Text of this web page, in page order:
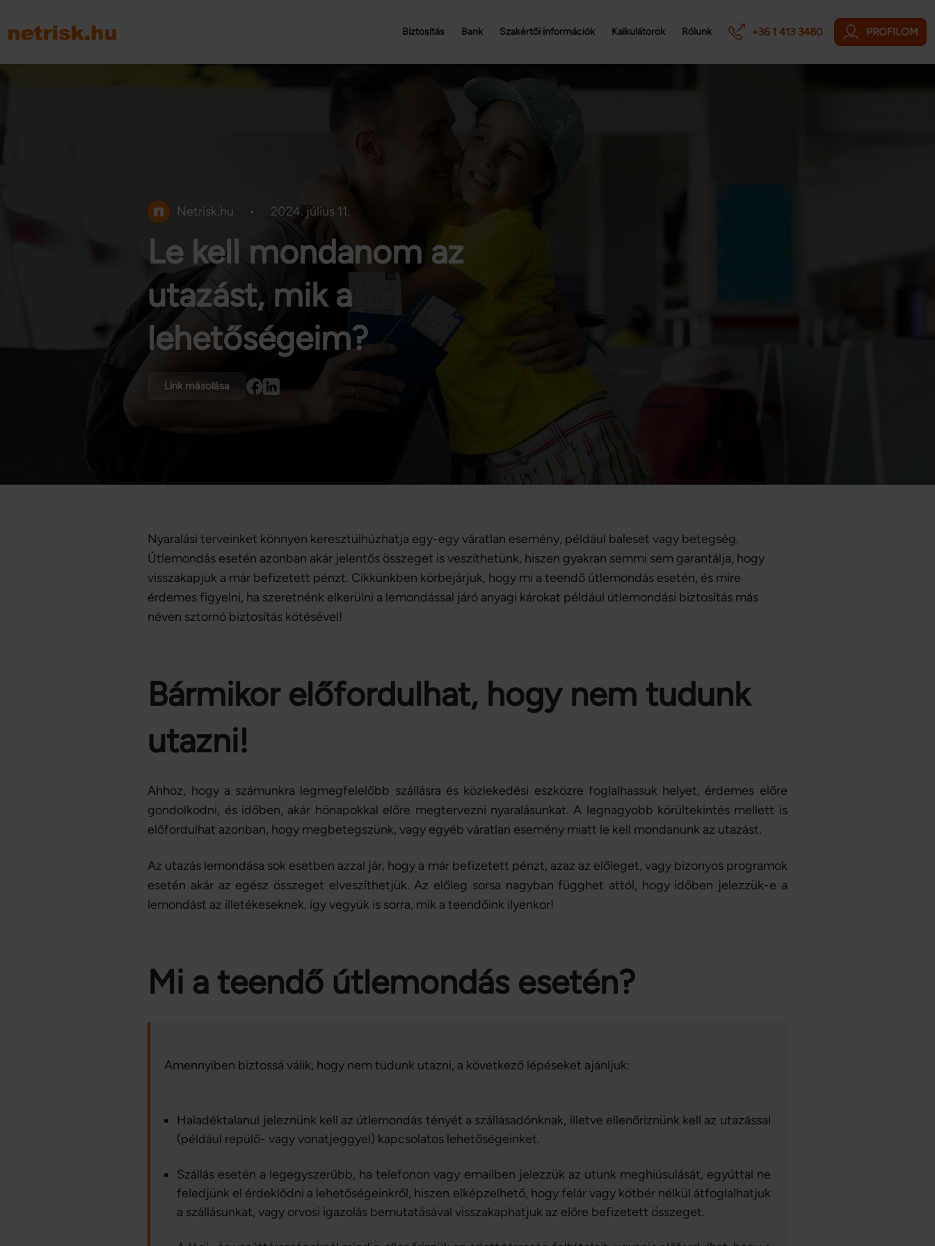
Biztosítás Bank Szakértői információk Kalkulátorok Rólunk +36 1 413 3480 PROFILOM
Netrisk.hu • 2024. július 11.
Le kell mondanom az
utazást, mik a
lehetőségeim?
Link másolása
Nyaralási terveinket könnyen keresztülhúzhatja egy-egy váratlan esemény, például baleset vagy betegség.
Útlemondás esetén azonban akár jelentős összeget is veszíthetünk, hiszen gyakran semmi sem garantálja, hogy
visszakapjuk a már befizetett pénzt. Cikkünkben körbejárjuk, hogy mi a teendő útlemondás esetén, és mire
érdemes figyelni, ha szeretnénk elkerülni a lemondással járó anyagi károkat például útlemondási biztosítás más
néven sztornó biztosítás kötésével!
Bármikor előfordulhat, hogy nem tudunk
utazni!
Ahhoz, hogy a számunkra legmegfelelőbb szállásra és közlekedési eszközre foglalhassuk helyet, érdemes előre
gondolkodni, és időben, akár hónapokkal előre megtervezni nyaralásunkat. A legnagyobb körültekintés mellett is
előfordulhat azonban, hogy megbetegszünk, vagy egyéb váratlan esemény miatt le kell mondanunk az utazást.
Az utazás lemondása sok esetben azzal jár, hogy a már befizetett pénzt, azaz az előleget, vagy bizonyos programok
esetén akár az egész összeget elveszíthetjük. Az előleg sorsa nagyban függhet attól, hogy időben jelezzük-e a
lemondást az illetékeseknek, így vegyük is sorra, mik a teendőink ilyenkor!
Mi a teendő útlemondás esetén?
Amennyiben biztossá válik, hogy nem tudunk utazni, a következő lépéseket ajánljuk:
Haladéktalanul jeleznünk kell az útlemondás tényét a szállásadónknak, illetve ellenőriznünk kell az utazással
(például repülő- vagy vonatjeggyel) kapcsolatos lehetőségeinket.
Szállás esetén a legegyszerűbb, ha telefonon vagy emailben jelezzük az utunk meghiúsulását, egyúttal ne
feledjünk el érdeklődni a lehetőségeinkről, hiszen elképzelhető, hogy felár vagy kötbér nélkül átfoglalhatjuk
a szállásunkat, vagy orvosi igazolás bemutatásával visszakaphatjuk az előre befizetett összeget.